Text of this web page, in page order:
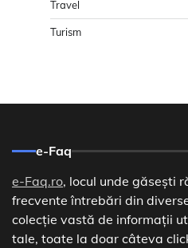
Travel
Turism
e-Faq
e-Faq.ro, locul unde găsești
frecvente întrebări din
colecție vastă de informații
tale, toate la doar câteva